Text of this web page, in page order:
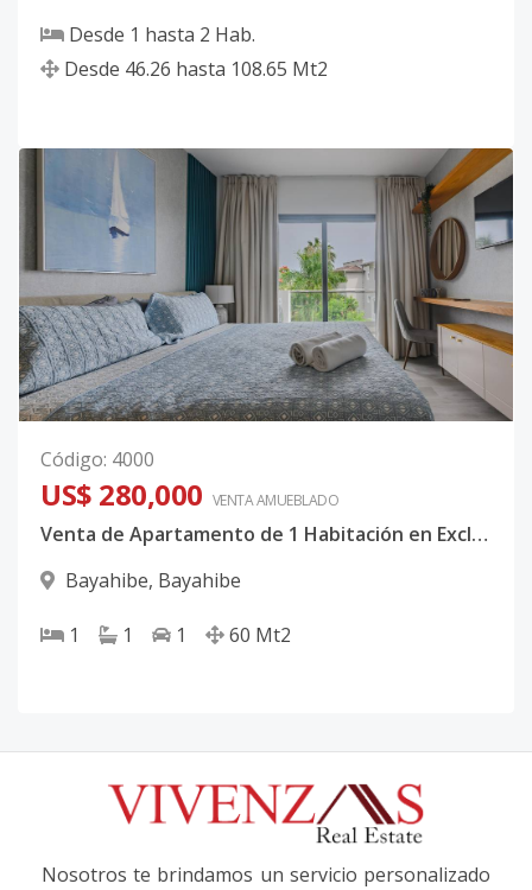
Desde 1 hasta 2 Hab.
Desde 46.26 hasta 108.65 Mt2
Código: 4000
US$ 280,000 VENTA AMUEBLADO
Venta de Apartamento de 1 Habitación en Exclusivo Complejo Turístico de Bayahíbe
Bayahibe, Bayahibe
1 1 1 60 Mt2
Nosotros te brindamos un servicio personalizado